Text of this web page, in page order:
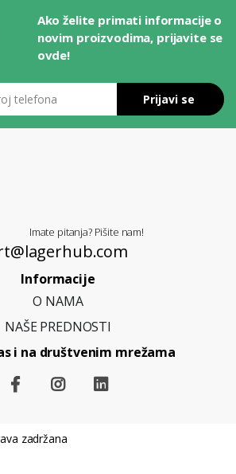
Ako želite primati informacije o
novim proizvodima, prijavite se
ovde!
Prijavi se
Imate pitanja? Pišite nam!
Informacije
O NAMA
NAŠE PREDNOSTI
i na društvenim mrežama
zadržana